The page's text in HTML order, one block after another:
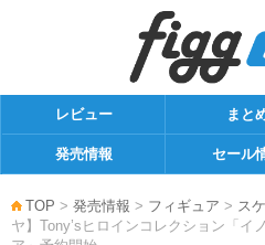
レビュー まと
発売情報 セール
TOP > 発売情報 > フィギュア > ス
ヤ】Tony’sヒロインコレクション「